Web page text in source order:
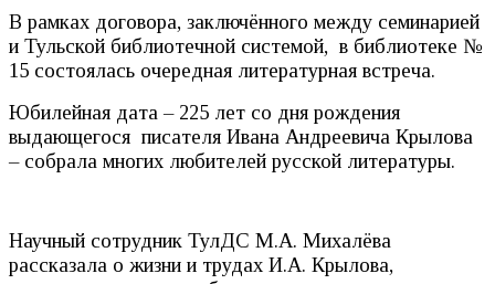
В рамках договора, заключённого между семинарией
и Тульской библиотечной системой, в библиотеке №
15 состоялась очередная литературная встреча.
Юбилейная дата – 225 лет со дня рождения
выдающегося писателя Ивана Андреевича Крылова
– собрала многих любителей русской литературы.
Научный сотрудник ТулДС М.А. Михалёва
рассказала о жизни и трудах И.А. Крылова,